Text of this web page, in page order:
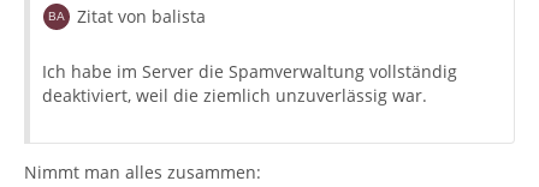
Zitat von balista
Ich habe im Server die Spamverwaltung vollständig
deaktiviert, weil die ziemlich unzuverlässig war.
Nimmt man alles zusammen: